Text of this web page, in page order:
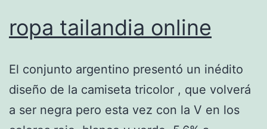
ropa tailandia online
El conjunto argentino presentó un inédito
diseño de la camiseta tricolor , que volverá
a ser negra pero esta vez con la V en los